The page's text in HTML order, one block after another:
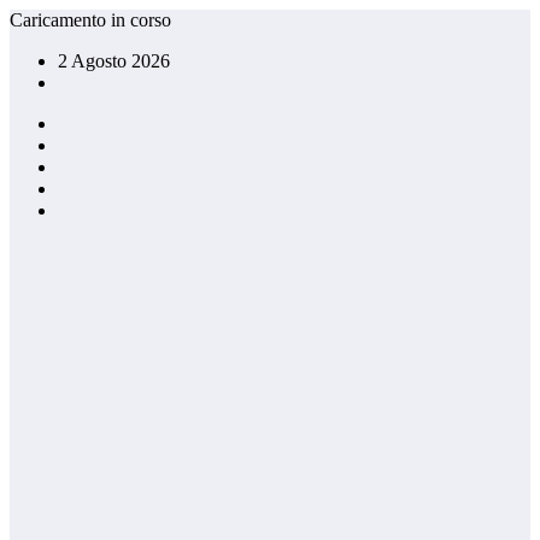
Vai
contenuto
Caricamento in corso
2 Agosto 2026